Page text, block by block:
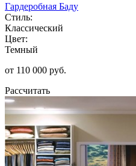
Гардеробная Баду
Стиль:
Классический
Цвет:
Темный
от 110 000 руб.
Рассчитать